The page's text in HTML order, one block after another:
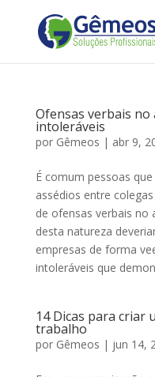
Ofensas verbais
intoleráveis
por Gêmeos | abr 9,
É comum pessoas
assédios entre
de ofensas verbais no
desta natureza
empresas de forma
intoleráveis que
14 Dicas para criar
trabalho
por Gêmeos | jun 14,